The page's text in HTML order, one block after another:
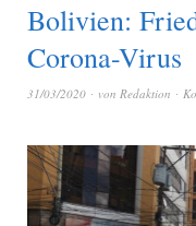
Bolivien:
Corona-Virus
31/03/2020 von Redaktion